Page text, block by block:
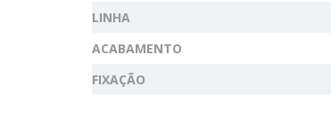
LINHA
ACABAMENTO
FIXAÇÃO